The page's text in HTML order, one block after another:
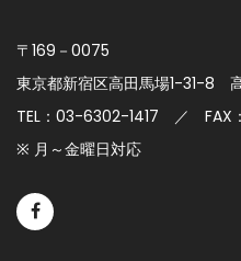
〒169－0075
東京都新宿区高田馬場1-31-8
TEL：03-6302-1417 ／ FAX
※ 月～金曜日対応